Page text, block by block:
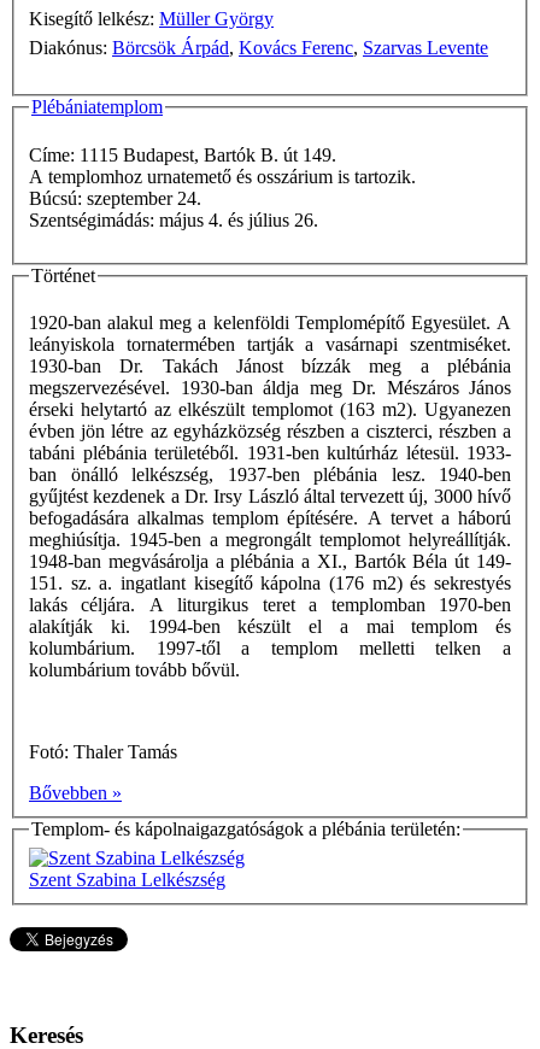
Kisegítő lelkész: Müller György
Diakónus: Börcsök Árpád, Kovács Ferenc, Szarvas Levente
Plébániatemplom
Címe: 1115 Budapest, Bartók B. út 149.
A templomhoz urnatemető és osszárium is tartozik.
Búcsú: szeptember 24.
Szentségimádás: május 4. és július 26.
Történet
1920-ban alakul meg a kelenföldi Templomépítő Egyesület. A
leányiskola tornatermében tartják a vasárnapi szentmiséket.
1930-ban Dr. Takách Jánost bízzák meg a plébánia
megszervezésével. 1930-ban áldja meg Dr. Mészáros János
érseki helytartó az elkészült templomot (163 m2). Ugyanezen
évben jön létre az egyházközség részben a ciszterci, részben a
tabáni plébánia területéből. 1931-ben kultúrház létesül. 1933-
ban önálló lelkészség, 1937-ben plébánia lesz. 1940-ben
gyűjtést kezdenek a Dr. Irsy László által tervezett új, 3000 hívő
befogadására alkalmas templom építésére. A tervet a háború
meghiúsítja. 1945-ben a megrongált templomot helyreállítják.
1948-ban megvásárolja a plébánia a XI., Bartók Béla út 149-
151. sz. a. ingatlant kisegítő kápolna (176 m2) és sekrestyés
lakás céljára. A liturgikus teret a templomban 1970-ben
alakítják ki. 1994-ben készült el a mai templom és
kolumbárium. 1997-től a templom melletti telken a
kolumbárium tovább bővül.
Fotó: Thaler Tamás
Bővebben »
Templom- és kápolnaigazgatóságok a plébánia területén:
Szent Szabina Lelkészség
Keresés